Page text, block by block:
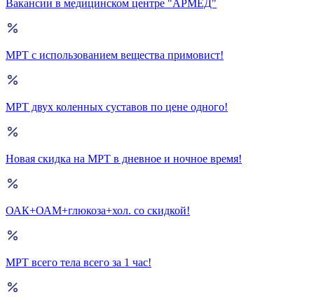
Вакансии в медицинском центре "АРМЕД"
МРТ с использованием вещества примовист!
МРТ двух коленных суставов по цене одного!
Новая скидка на МРТ в дневное и ночное время!
ОАК+ОАМ+глюкоза+хол. со скидкой!
МРТ всего тела всего за 1 час!